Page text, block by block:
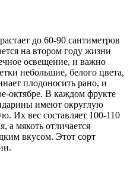
до 60-90 сантиметров
на втором году жизни
освещение, и важно
небольшие, белого цвета,
плодоносить рано, и
октябре. В каждом фрукте
имеют округлую
Их вес составляет 100-110
а мякоть отличается
вкусом. Этот сорт